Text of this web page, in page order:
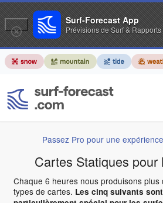
Passez Pro pour une
Cartes Statiques pour
Chaque 6 heures nous produisons plus
types de cartes. Les cinq suivants
Surf-Forecast App
Prévisions de Surf & Rapports